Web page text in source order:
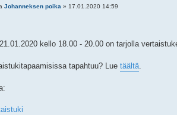
Johanneksen poika » 17.01.2020 14:59
kello 18.00 - 20.00 on tarjolla
tapahtuu? Lue täältä